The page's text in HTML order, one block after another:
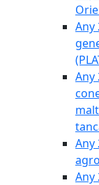
Any
Any
Any
Any